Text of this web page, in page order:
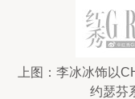
上图：李冰冰饰以
约瑟芬